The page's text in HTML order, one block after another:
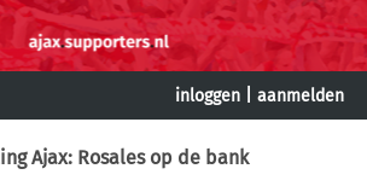
inloggen aanmelden
Ajax: Rosales op de bank